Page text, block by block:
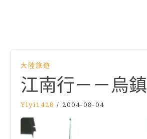
大陸旅遊
江南行－－烏鎮
Yiyi1428 / 2004-08-04